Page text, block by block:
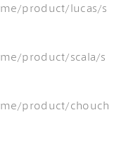
product/lucas/s
product/scala/s
product/chouch